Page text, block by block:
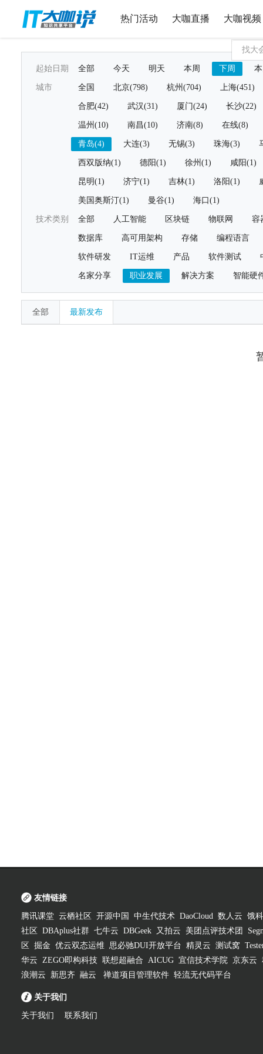
热门活动 大咖直播 大咖视频
起始日期 全部 今天 明天 本周 下周
城市 全国 北京(798) 杭州(704) 上海(451)
合肥(42) 武汉(31) 厦门(24) 长沙(22)
温州(10) 南昌(10) 济南(8) 在线(8)
青岛(4) 大连(3) 无锡(3) 珠海(3)
西双版纳(1) 德阳(1) 徐州(1) 咸阳(1)
昆明(1) 济宁(1) 吉林(1) 洛阳(1)
美国奥斯汀(1) 曼谷(1) 海口(1)
技术类别 全部 人工智能 区块链 物联网 容
数据库 高可用架构 存储 编程语言
软件研发 IT运维 产品 软件测试
名家分享 职业发展 解决方案 智能硬
全部 最新发布
友情链接
腾讯课堂 云栖社区 开源中国 中生代技术 DaoCloud 数人云 饿
社区
DBAplus社群 七牛云 DBGeek 又拍云 美团点评技术团
区
掘金 优云双态运维 思必驰DUI开放平台 精灵云 测试窝
华云 ZEGO即构科技 联想超融合 AICUG 宜信技术学院 京东云
浪潮云
新思齐 融云 禅道项目管理软件 轻流无代码平台
关于我们
关于我们 联系我们